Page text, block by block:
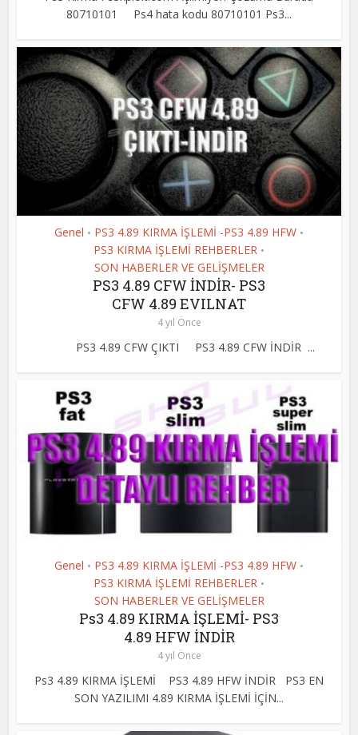
80710101 Ps4 hata kodu 80710101 Ps3...
Genel • PS3 4.89 KIRMA İŞLEMİ -PS3 4.89 HFW •
PS3 KIRMA İŞLEMİ REHBERLER •
SON HABERLER VE GELİŞMELER
PS3 4.89 CFW İNDİR- PS3
CFW 4.89 EVILNAT
4 yıl Önce
PS3 4.89 CFW ÇIKTI PS3 4.89 CFW İNDİR ...
Genel • PS3 4.89 KIRMA İŞLEMİ -PS3 4.89 HFW •
PS3 KIRMA İŞLEMİ REHBERLER •
SON HABERLER VE GELİŞMELER
Ps3 4.89 KIRMA İŞLEMİ- PS3
4.89 HFW İNDİR
4 yıl Önce
Ps3 4.89 KIRMA İŞLEMİ PS3 4.89 HFW İNDİR PS3 EN
SON YAZILIMI 4.89 KIRMA İŞLEMİ İÇİN...